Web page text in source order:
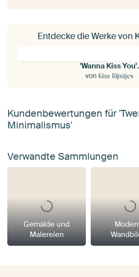
Entdecke die Werke von
'Wanna Kiss You'.
von Kim Rijntjes
Kundenbewertungen für
Minimalismus'
Verwandte Sammlungen
Gemälde und
Malereien